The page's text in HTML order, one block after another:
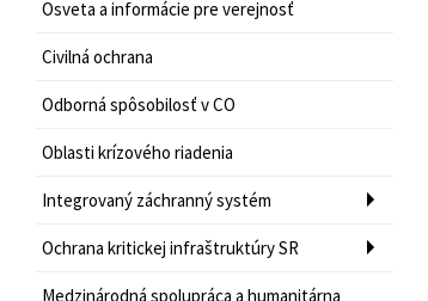
Osveta a informácie pre verejnosť
Civilná ochrana
Odborná spôsobilosť v CO
Oblasti krízového riadenia
Integrovaný záchranný systém
Ochrana kritickej infraštruktúry SR
Medzinárodná spolupráca a humanitárna